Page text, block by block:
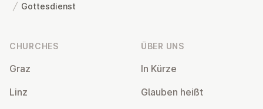
Gottesdienst
CHURCHES
Graz
Linz
ÜBER UNS
In Kürze
Glauben heißt